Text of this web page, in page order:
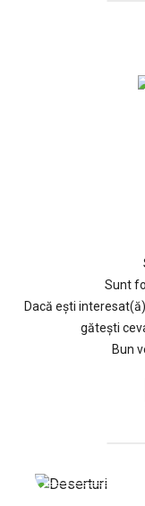
Sunt
Dacă ești
gătești
Bun